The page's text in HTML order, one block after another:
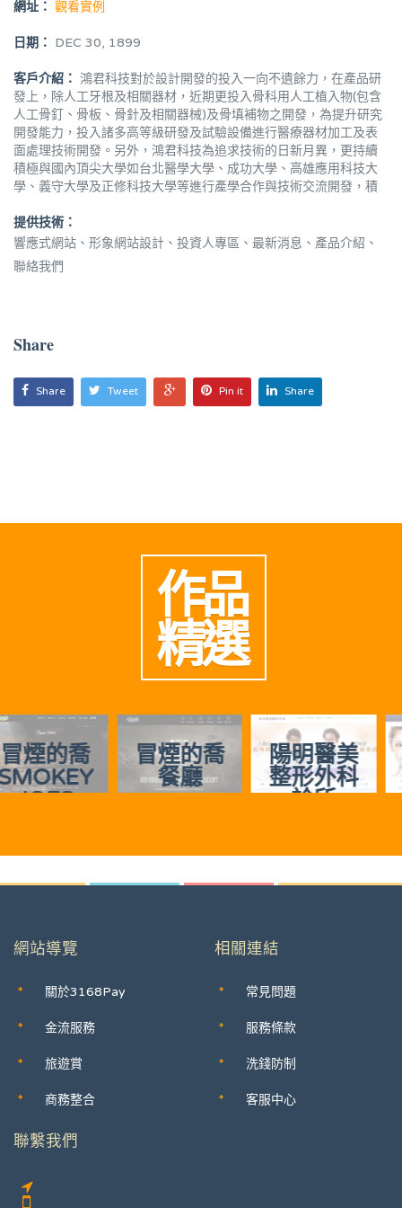
網址： 觀看實例
日期： DEC 30, 1899
客戶介紹： 鴻君科技對於設計開發的投入一向不遺餘力，在產品研
發上，除人工牙根及相關器材，近期更投入骨科用人工植入物(包含
人工骨釘、骨板、骨針及相關器械)及骨填補物之開發，為提升研究
開發能力，投入諸多高等級研發及試驗設備進行醫療器材加工及表
面處理技術開發。另外，鴻君科技為追求技術的日新月異，更持續
積極與國內頂尖大學如台北醫學大學、成功大學、高雄應用科技大
學、義守大學及正修科技大學等進行產學合作與技術交流開發，積
提供技術：
響應式網站、形象網站設計、投資人專區、最新消息、產品介紹、
聯絡我們
Share
Share Tweet Pin it Share
作品
精選
冒煙的喬
餐廳
陽明醫美
整形外科
診所
慈美時尚
診所
網站導覽
關於3168Pay
金流服務
旅遊賞
商務整合
相關連結
常見問題
服務條款
洗錢防制
客服中心
聯繫我們